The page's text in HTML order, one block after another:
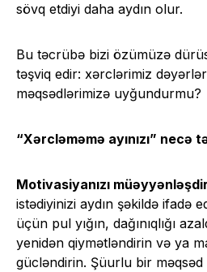
sövq etdiyi daha aydın olur.
Bu təcrübə bizi özümüzə
təşviq edir: xərclərimiz
məqsədlərimizə uyğundurmu?
“Xərcləməmə ayınızı” necə
Motivasiyanızı
istədiyinizi aydın şəkildə ifadə
üçün pul yığın, dağınıqlığı
yenidən qiymətləndirin və ya
gücləndirin. Şüurlu bir